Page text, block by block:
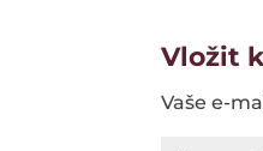
Vložit
Vaše e-